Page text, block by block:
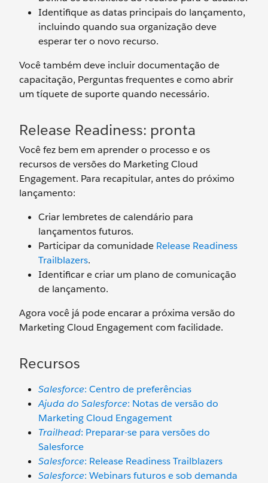
Identifique as datas principais do lançamento,
incluindo quando sua organização deve
esperar ter o novo recurso.
Você também deve incluir documentação de
capacitação, Perguntas frequentes e como abrir
um tíquete de suporte quando necessário.
Release Readiness: pronta
Você fez bem em aprender o processo e os
recursos de versões do Marketing Cloud
Engagement. Para recapitular, antes do próximo
lançamento:
Criar lembretes de calendário para
lançamentos futuros.
Participar da comunidade Release Readiness
Trailblazers.
Identificar e criar um plano de comunicação
de lançamento.
Agora você já pode encarar a próxima versão do
Marketing Cloud Engagement com facilidade.
Recursos
Salesforce: Centro de preferências
Ajuda do Salesforce: Notas de versão do
Marketing Cloud Engagement
Trailhead: Preparar-se para versões do
Salesforce
Salesforce: Release Readiness Trailblazers
Salesforce: Webinars futuros e sob demanda